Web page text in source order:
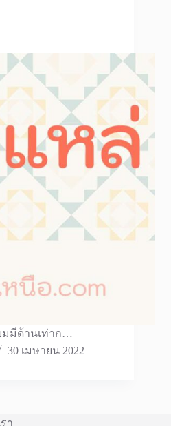
มมีด้านเท่าก…
30 เมษายน 2022
า